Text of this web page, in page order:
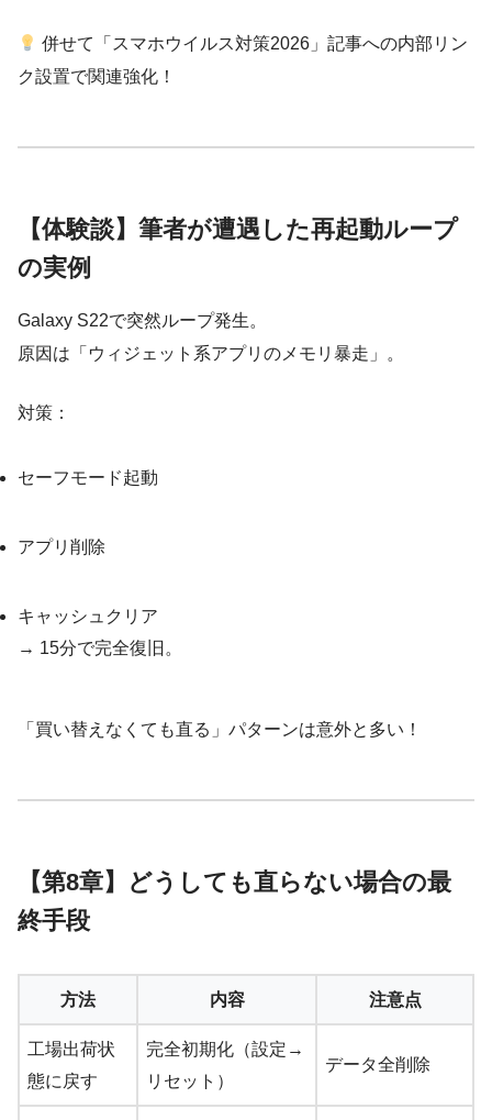
併せて「スマホウイルス対策2026」記事への内部リン
ク設置で関連強化！
【体験談】筆者が遭遇した再起動ループ
の実例
Galaxy S22で突然ループ発生。
原因は「ウィジェット系アプリのメモリ暴走」。
対策：
セーフモード起動
アプリ削除
キャッシュクリア
→ 15分で完全復旧。
「買い替えなくても直る」パターンは意外と多い！
【第8章】どうしても直らない場合の最
終手段
方法 内容 注意点
工場出荷状
態に戻す
完全初期化（設定→
リセット）
データ全削除